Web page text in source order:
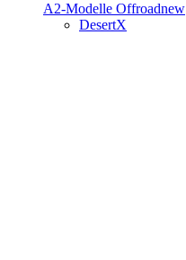
A2-Modelle Offroadnew
DesertX